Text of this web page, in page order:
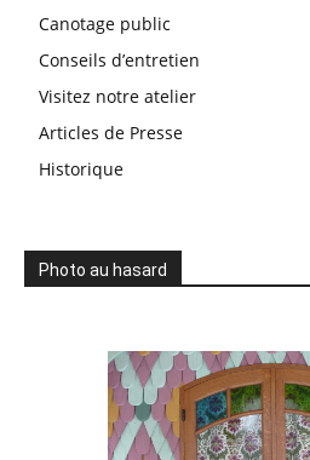
Canotage public
Conseils d’entretien
Visitez notre atelier
Articles de Presse
Historique
Photo au hasard